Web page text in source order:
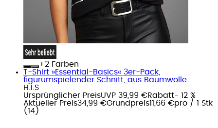
+
Farben
T-Shirt »Essential-Basics« 3er-Pack,
figurumspielender Schnitt, aus Baumwolle
H.I.S
Ursprünglicher PreisUVP 39,99 €Rabatt- 12 %
Aktueller Preis34,99 €Grundpreis11,66 €pro / 1 Stk
( 14 )